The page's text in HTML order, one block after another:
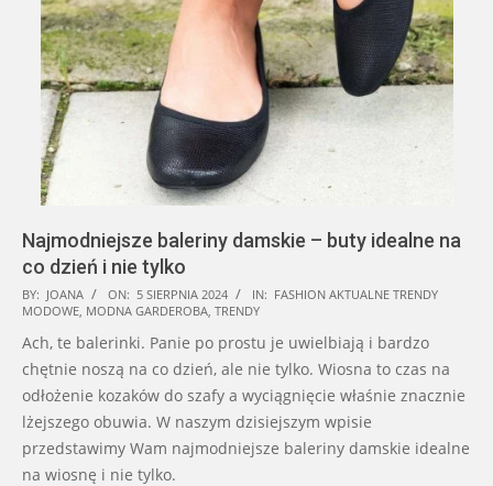
Najmodniejsze baleriny damskie – buty idealne na
co dzień i nie tylko
2024-
08-
05
BY: JOANA ON: 5 SIERPNIA 2024 IN: FASHION AKTUALNE TRENDY
MODOWE MODNA GARDEROBA TRENDY
Ach, te balerinki. Panie po prostu je uwielbiają i bardzo
chętnie noszą na co dzień, ale nie tylko. Wiosna to czas na
odłożenie kozaków do szafy a wyciągnięcie właśnie znacznie
lżejszego obuwia. W naszym dzisiejszym wpisie
przedstawimy Wam najmodniejsze baleriny damskie idealne
na wiosnę i nie tylko.